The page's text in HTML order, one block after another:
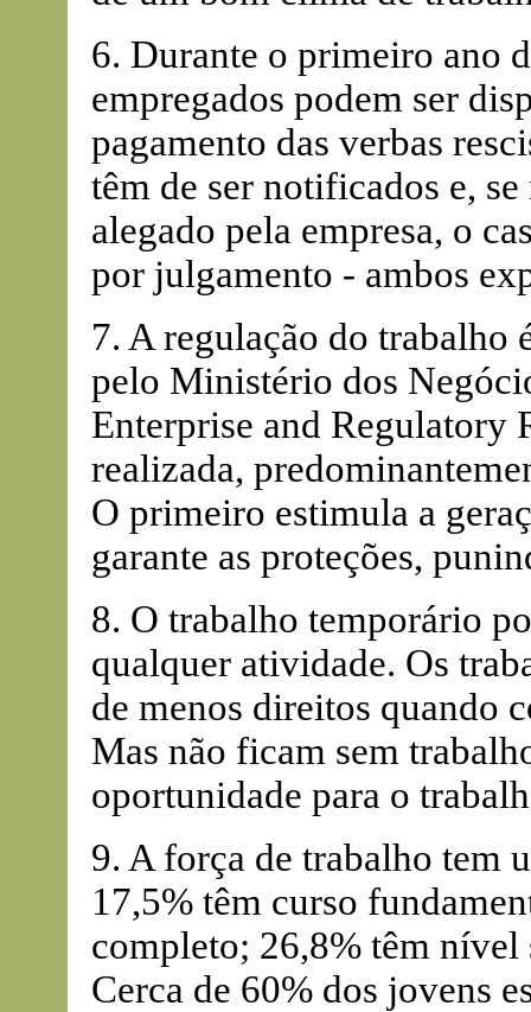
6. Durante o primeiro ano
empregados podem ser
pagamento das verbas
têm de ser notificados e,
alegado pela empresa, o
por julgamento - ambos
7. A regulação do trabalho
pelo Ministério dos
Enterprise and Regulatory
realizada,
O primeiro estimula a
garante as proteções,
8. O trabalho temporário
qualquer atividade. Os
de menos direitos quando
Mas não ficam sem
oportunidade para o
9. A força de trabalho tem
17,5% têm curso
completo; 26,8% têm
Cerca de 60% dos jovens